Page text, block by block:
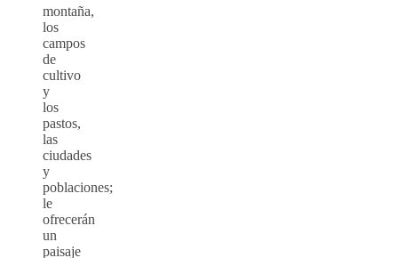
montaña,
los
campos
de
cultivo
y
los
pastos,
las
ciudades
y
poblaciones;
le
ofrecerán
un
paisaje